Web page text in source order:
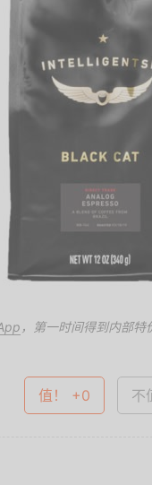
，第一时间得到内部特
值！ +0 不